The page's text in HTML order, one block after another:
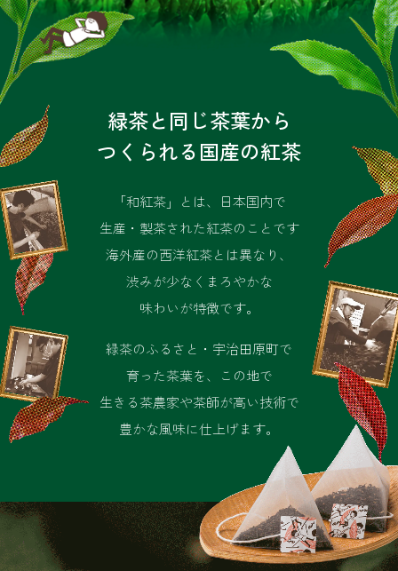
緑茶と同じ茶葉から
つくられる国産の紅茶
「和紅茶」とは、日本国内で
生産・製茶された紅茶のことです
海外産の西洋紅茶とは異なり、
渋みが少なくまろやかな
味わいが特徴です。
緑茶のふるさと・宇治田原町で
育った茶葉を、この地で
生きる茶農家や茶師が高い技術で
豊かな風味に仕上げます。